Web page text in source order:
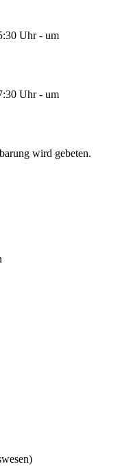
Uhr - um
Uhr - um
wird gebeten.